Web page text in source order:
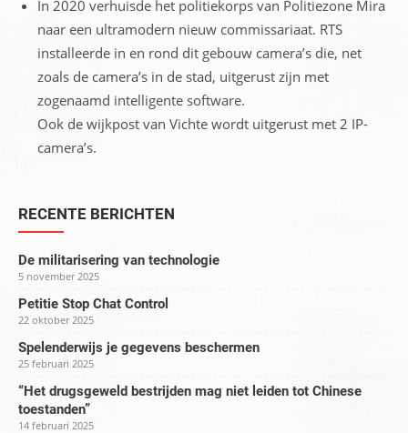
In 2020 verhuisde het politiekorps van Politiezone Mira
naar een ultramodern nieuw commissariaat. RTS
installeerde in en rond dit gebouw camera’s die, net
zoals de camera’s in de stad, uitgerust zijn met
zogenaamd intelligente software.
Ook de wijkpost van Vichte wordt uitgerust met 2 IP-
camera’s.
RECENTE BERICHTEN
De militarisering van technologie
5 november 2025
Petitie Stop Chat Control
22 oktober 2025
Spelenderwijs je gegevens beschermen
25 februari 2025
“Het drugsgeweld bestrijden mag niet leiden tot Chinese
toestanden”
14 februari 2025